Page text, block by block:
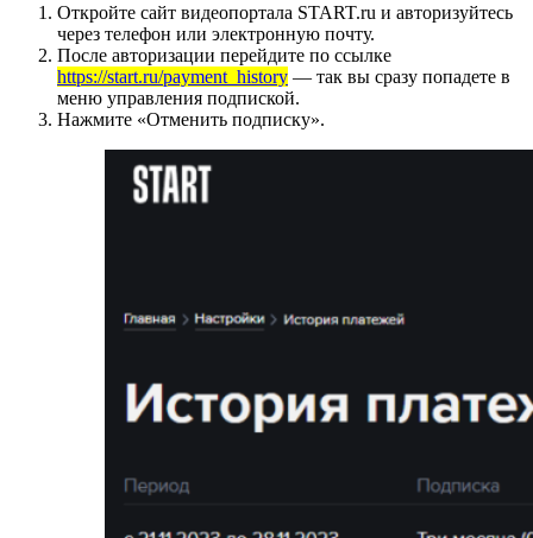
Откройте сайт видеопортала START.ru и авторизуйтесь
через телефон или электронную почту.
После авторизации перейдите по ссылке
https://start.ru/payment_history — так вы сразу попадете в
меню управления подпиской.
Нажмите «Отменить подписку».